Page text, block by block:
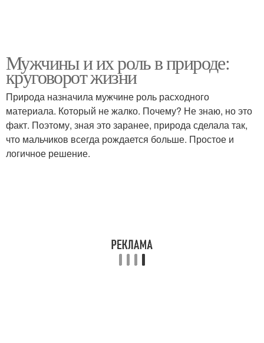
Мужчины и их роль в природе:
круговорот жизни
Природа назначила мужчине роль расходного
материала. Который не жалко. Почему? Не знаю, но это
факт. Поэтому, зная это заранее, природа сделала так,
что мальчиков всегда рождается больше. Простое и
логичное решение.